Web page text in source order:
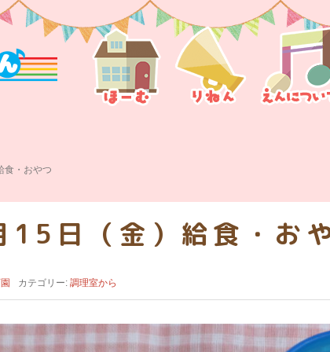
食・おやつ
15日（金）給食・お
カテゴリー:調理室から